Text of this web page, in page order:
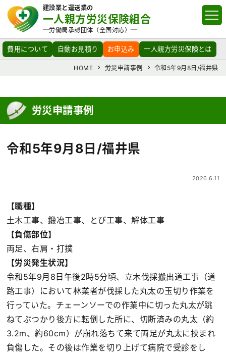
建設業と運送業の
一人親方労災保険組合
─労働局承認団体（全国対応）─
費用について 自動お見積り お申込み 一人親方労災保険とは
HOME 労災申請事例 令和5年9月8日/福井県
労災申請事例
令和5年9月8日/福井県
2026.6.11
【職種】
土木工事、鍛冶工事、とび工事、解体工事
【負傷部位】
両足、右肩・打撲
【労災発生状況】
令和5年9月8日午後2時5分頃、立木伐採搬出道工事（道
路工事）において林業者が伐採した丸太の玉切り作業を
行っていた。チェーンソーでの作業中に切った丸太が跳
ねてぶつかり後方に転倒した所に、切断済みの丸太（約
3.2m、約60cm）が崩れ落ちて来て両足が丸太に挟まれ
負傷した。その後は作業を切り上げて病院で受診をし